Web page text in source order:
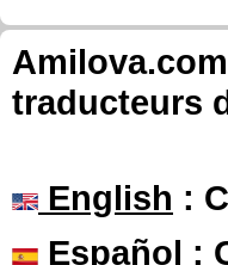
traducteurs
English :
Español :